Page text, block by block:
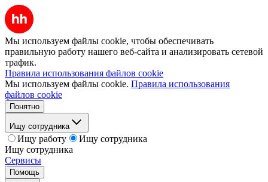
Мы используем файлы cookie, чтобы обеспечивать
правильную работу нашего веб-сайта и анализировать сетевой
трафик.
Правила использования файлов cookie
Мы используем файлы cookie. Правила использования
файлов cookie
Понятно
Ищу сотрудника
Ищу работу
Ищу сотрудника
Ищу сотрудника
Сервисы
Помощь